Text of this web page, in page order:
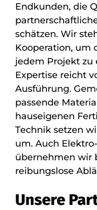
Endkunden, die
schätzen. Wir
Kooperation, um
jedem Projekt zu
Expertise reicht
Ausführung.
passende
hauseigenen
Technik setzen
um. Auch
übernehmen wir
reibungslose
Unsere